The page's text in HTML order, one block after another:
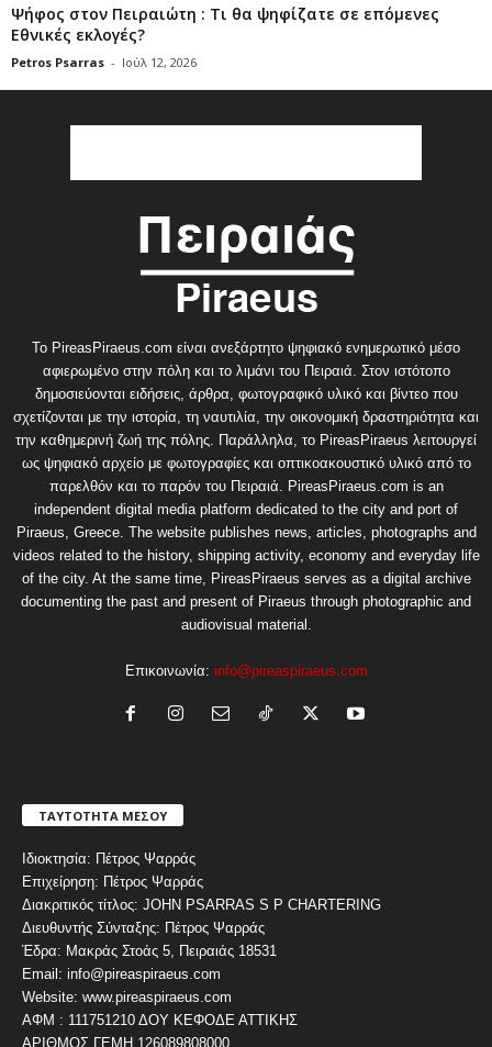
Ψήφος στον Πειραιώτη : Τι θα ψηφίζατε σε επόμενες
Εθνικές εκλογές?
Petros Psarras - Ιούλ 12, 2026
Το PireasPiraeus.com είναι ανεξάρτητο ψηφιακό ενημερωτικό μέσο
αφιερωμένο στην πόλη και το λιμάνι του Πειραιά. Στον ιστότοπο
δημοσιεύονται ειδήσεις, άρθρα, φωτογραφικό υλικό και βίντεο που
σχετίζονται με την ιστορία, τη ναυτιλία, την οικονομική δραστηριότητα και
την καθημερινή ζωή της πόλης. Παράλληλα, το PireasPiraeus λειτουργεί
ως ψηφιακό αρχείο με φωτογραφίες και οπτικοακουστικό υλικό από το
παρελθόν και το παρόν του Πειραιά. PireasPiraeus.com is an
independent digital media platform dedicated to the city and port of
Piraeus, Greece. The website publishes news, articles, photographs and
videos related to the history, shipping activity, economy and everyday life
of the city. At the same time, PireasPiraeus serves as a digital archive
documenting the past and present of Piraeus through photographic and
audiovisual material.
Επικοινωνία: info@pireaspiraeus.com
ΤΑΥΤΟΤΗΤΑ ΜΕΣΟΥ
Ιδιοκτησία: Πέτρος Ψαρράς
Επιχείρηση: Πέτρος Ψαρράς
Διακριτικός τίτλος: JOHN PSARRAS S P CHARTERING
Διευθυντής Σύνταξης: Πέτρος Ψαρράς
Έδρα: Μακράς Στοάς 5, Πειραιάς 18531
Email: info@pireaspiraeus.com
Website: www.pireaspiraeus.com
ΑΦΜ : 111751210 ΔΟΥ ΚΕΦΟΔΕ ΑΤΤΙΚΗΣ
ΑΡΙΘΜΟΣ ΓΕΜΗ 126089808000